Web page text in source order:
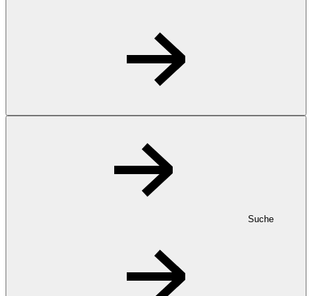
Suche